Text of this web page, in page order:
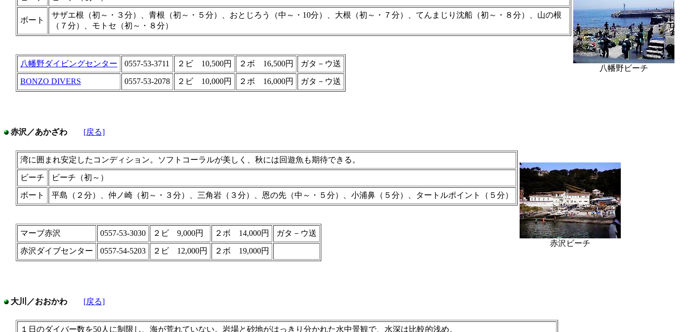
ボート
サザエ根（初～・３分）、青根（初～・５分）、おとじろう（中～・10分）、大根（初～・７分）、てんまじり沈船（初～・８分）、山の根
（７分）、モトセ（初～・８分）
八幡野ダイビングセンター 0557-53-3711 ２ビ 10,500円 ２ボ 16,500円 ガタ－ウ送
BONZO DIVERS 0557-53-2078 ２ビ 10,000円 ２ボ 16,000円 ガタ－ウ送
八幡野ビーチ
赤沢／あかざわ [戻る]
湾に囲まれ安定したコンディション。ソフトコーラルが美しく、秋には回遊魚も期待できる。
ビーチ ビーチ（初～）
ボート 平島（２分）、仲ノ崎（初～・３分）、三角岩（３分）、恩の先（中～・５分）、小浦鼻（５分）、タートルポイント（５分）
マーブ赤沢 0557-53-3030 ２ビ 9,000円 ２ボ 14,000円 ガタ－ウ送
赤沢ダイブセンター 0557-54-5203 ２ビ 12,000円 ２ボ 19,000円
赤沢ビーチ
大川／おおかわ [戻る]
１日のダイバー数を50人に制限し、海が荒れていない。岩場と砂地がはっきり分かれた水中景観で、水深は比較的浅め。